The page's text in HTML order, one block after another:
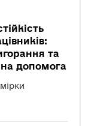
та
допомога